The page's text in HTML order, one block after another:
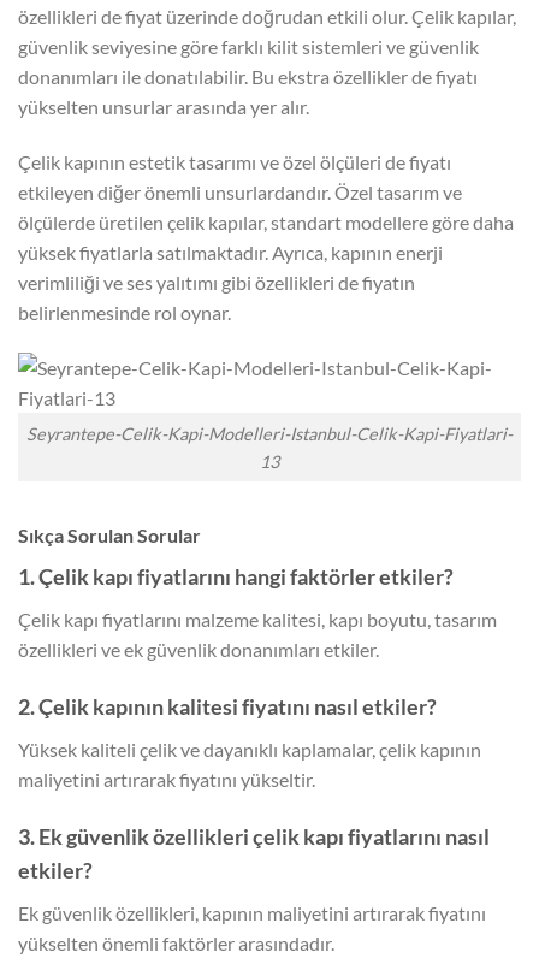
özellikleri de fiyat üzerinde doğrudan etkili olur. Çelik kapılar,
güvenlik seviyesine göre farklı kilit sistemleri ve güvenlik
donanımları ile donatılabilir. Bu ekstra özellikler de fiyatı
yükselten unsurlar arasında yer alır.
Çelik kapının estetik tasarımı ve özel ölçüleri de fiyatı
etkileyen diğer önemli unsurlardandır. Özel tasarım ve
ölçülerde üretilen çelik kapılar, standart modellere göre daha
yüksek fiyatlarla satılmaktadır. Ayrıca, kapının enerji
verimliliği ve ses yalıtımı gibi özellikleri de fiyatın
belirlenmesinde rol oynar.
Seyrantepe-Celik-Kapi-Modelleri-Istanbul-Celik-Kapi-Fiyatlari-
13
Sıkça Sorulan Sorular
1. Çelik kapı fiyatlarını hangi faktörler etkiler?
Çelik kapı fiyatlarını malzeme kalitesi, kapı boyutu, tasarım
özellikleri ve ek güvenlik donanımları etkiler.
2. Çelik kapının kalitesi fiyatını nasıl etkiler?
Yüksek kaliteli çelik ve dayanıklı kaplamalar, çelik kapının
maliyetini artırarak fiyatını yükseltir.
3. Ek güvenlik özellikleri çelik kapı fiyatlarını nasıl
etkiler?
Ek güvenlik özellikleri, kapının maliyetini artırarak fiyatını
yükselten önemli faktörler arasındadır.